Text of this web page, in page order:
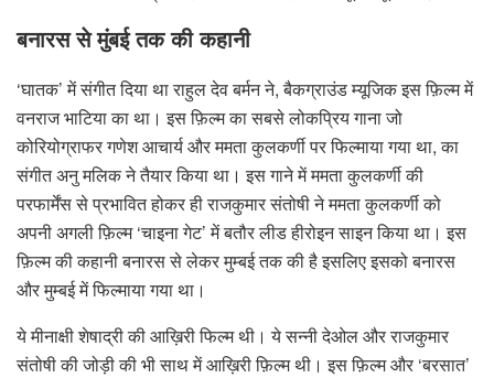
बनारस से मुंबई तक की कहानी
‘घातक’ में संगीत दिया था राहुल देव बर्मन ने, बैकग्राउंड म्यूजिक इस फ़िल्म में
वनराज भाटिया का था। इस फ़िल्म का सबसे लोकप्रिय गाना जो
कोरियोग्राफर गणेश आचार्य और ममता कुलकर्णी पर फिल्माया गया था, का
संगीत अनु मलिक ने तैयार किया था। इस गाने में ममता कुलकर्णी की
परफार्मेंस से प्रभावित होकर ही राजकुमार संतोषी ने ममता कुलकर्णी को
अपनी अगली फ़िल्म ‘चाइना गेट’ में बतौर लीड हीरोइन साइन किया था। इस
फ़िल्म की कहानी बनारस से लेकर मुम्बई तक की है इसलिए इसको बनारस
और मुम्बई में फिल्माया गया था।
ये मीनाक्षी शेषाद्री की आख़िरी फिल्म थी। ये सन्नी देओल और राजकुमार
संतोषी की जोड़ी की भी साथ में आख़िरी फ़िल्म थी। इस फ़िल्म और ‘बरसात’